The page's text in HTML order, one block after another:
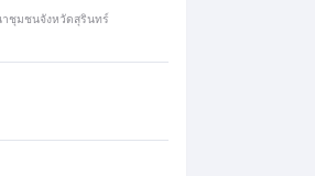
ชุมชนจังหวัดสุรินทร์